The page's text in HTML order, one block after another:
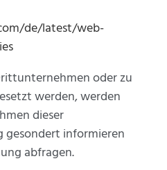
de/latest/web-
oder zu
werden, werden
dieser
gesondert informieren
abfragen.